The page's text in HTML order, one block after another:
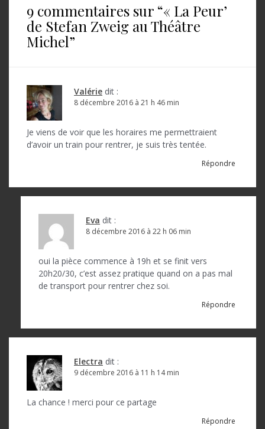
’
9 commentaires sur “« La Peur’
de Stefan Zweig au Théâtre
Michel”
Valérie dit :
8 décembre 2016 à 21 h 46 min
Je viens de voir que les horaires me permettraient
d’avoir un train pour rentrer, je suis très tentée.
Répondre
Eva dit :
8 décembre 2016 à 22 h 06 min
oui la pièce commence à 19h et se finit vers
20h20/30, c’est assez pratique quand on a pas mal
de transport pour rentrer chez soi.
Répondre
Electra dit :
9 décembre 2016 à 11 h 14 min
La chance ! merci pour ce partage
Répondre